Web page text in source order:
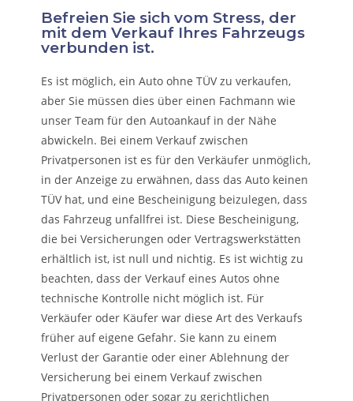
Befreien Sie sich vom Stress, der
mit dem Verkauf Ihres Fahrzeugs
verbunden ist.
Es ist möglich, ein Auto ohne TÜV zu verkaufen,
aber Sie müssen dies über einen Fachmann wie
unser Team für den Autoankauf in der Nähe
abwickeln. Bei einem Verkauf zwischen
Privatpersonen ist es für den Verkäufer unmöglich,
in der Anzeige zu erwähnen, dass das Auto keinen
TÜV hat, und eine Bescheinigung beizulegen, dass
das Fahrzeug unfallfrei ist. Diese Bescheinigung,
die bei Versicherungen oder Vertragswerkstätten
erhältlich ist, ist null und nichtig. Es ist wichtig zu
beachten, dass der Verkauf eines Autos ohne
technische Kontrolle nicht möglich ist. Für
Verkäufer oder Käufer war diese Art des Verkaufs
früher auf eigene Gefahr. Sie kann zu einem
Verlust der Garantie oder einer Ablehnung der
Versicherung bei einem Verkauf zwischen
Privatpersonen oder sogar zu gerichtlichen